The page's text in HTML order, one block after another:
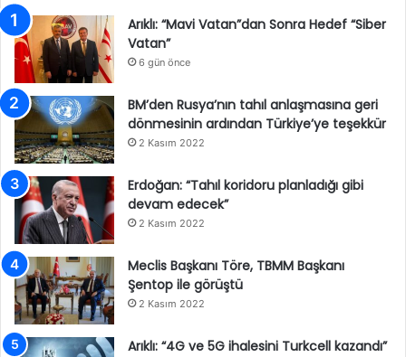
Arıklı: “Mavi Vatan”dan Sonra Hedef “Siber
Vatan”
6 gün önce
BM’den Rusya’nın tahıl anlaşmasına geri
dönmesinin ardından Türkiye’ye teşekkür
2 Kasım 2022
Erdoğan: “Tahıl koridoru planladığı gibi
devam edecek”
2 Kasım 2022
Meclis Başkanı Töre, TBMM Başkanı
Şentop ile görüştü
2 Kasım 2022
Arıklı: “4G ve 5G ihalesini Turkcell kazandı”